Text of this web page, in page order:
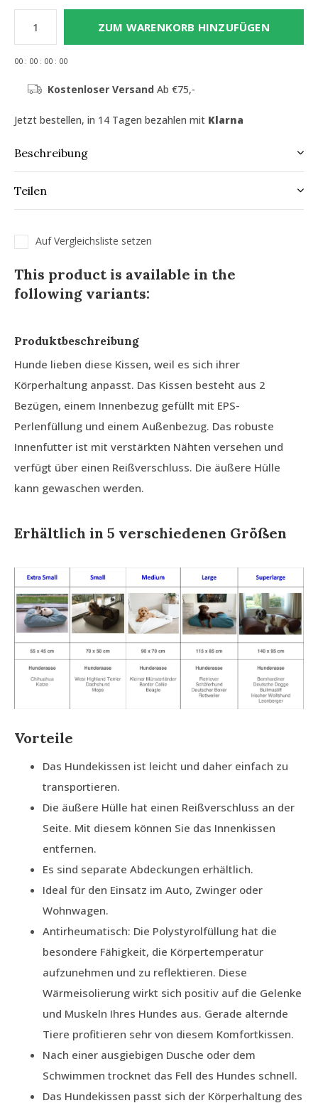
ZUM WARENKORB HINZUFÜGEN
00 : 00 : 00 : 00
Kostenloser Versand Ab €75,-
Jetzt bestellen, in 14 Tagen bezahlen mit Klarna
Beschreibung
Teilen
Auf Vergleichsliste setzen
This product is available in the
following variants:
Produktbeschreibung
Hunde lieben diese Kissen, weil es sich ihrer
Körperhaltung anpasst. Das Kissen besteht aus 2
Bezügen, einem Innenbezug gefüllt mit EPS-
Perlenfüllung und einem Außenbezug. Das robuste
Innenfutter ist mit verstärkten Nähten versehen und
verfügt über einen Reißverschluss. Die äußere Hülle
kann gewaschen werden.
Erhältlich in 5 verschiedenen Größen
Vorteile
Das Hundekissen ist leicht und daher einfach zu
transportieren.
Die äußere Hülle hat einen Reißverschluss an der
Seite. Mit diesem können Sie das Innenkissen
entfernen.
Es sind separate Abdeckungen erhältlich.
Ideal für den Einsatz im Auto, Zwinger oder
Wohnwagen.
Antirheumatisch: Die Polystyrolfüllung hat die
besondere Fähigkeit, die Körpertemperatur
aufzunehmen und zu reflektieren. Diese
Wärmeisolierung wirkt sich positiv auf die Gelenke
und Muskeln Ihres Hundes aus. Gerade alternde
Tiere profitieren sehr von diesem Komfortkissen.
Nach einer ausgiebigen Dusche oder dem
Schwimmen trocknet das Fell des Hundes schnell.
Das Hundekissen passt sich der Körperhaltung des